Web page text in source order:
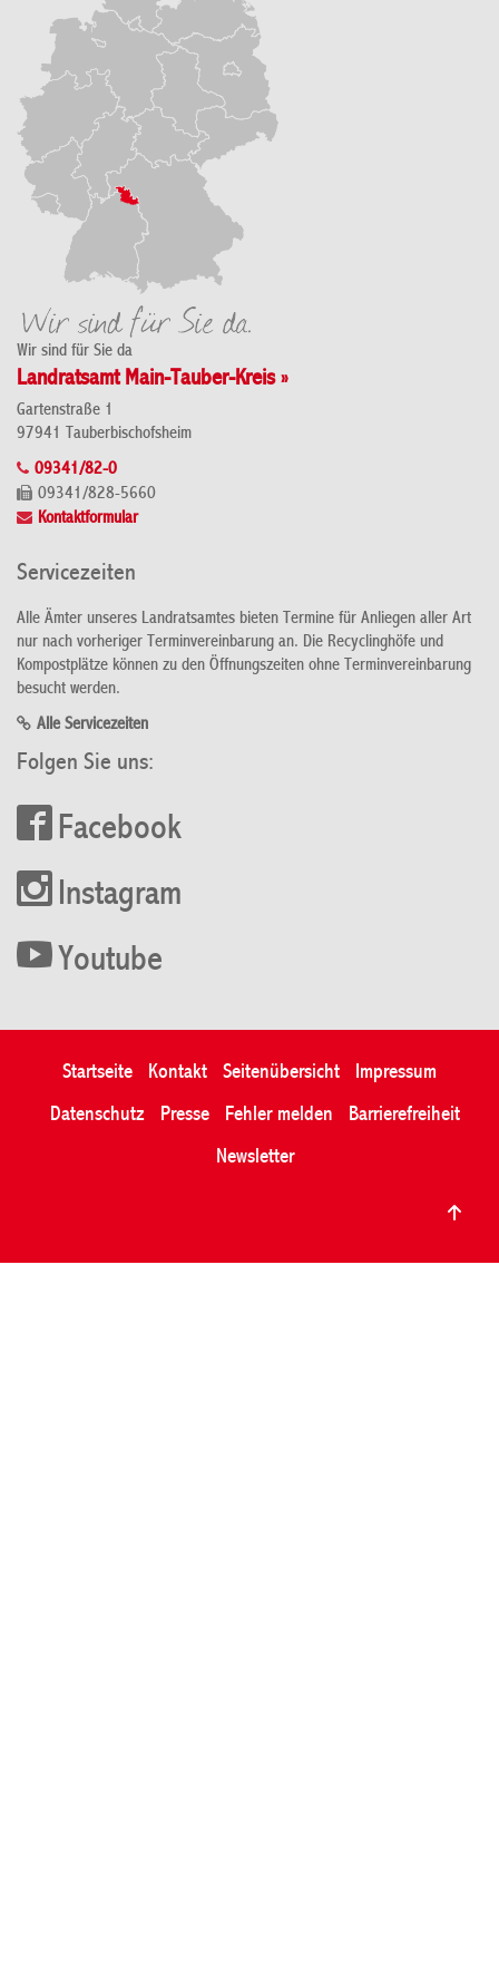
Wir sind für Sie da
Landratsamt Main-Tauber-Kreis »
Gartenstraße 1
97941 Tauberbischofsheim
09341/82-0
09341/828-5660
Kontaktformular
Servicezeiten
Alle Ämter unseres Landratsamtes bieten Termine für Anliegen aller Art
nur nach vorheriger Terminvereinbarung an. Die Recyclinghöfe und
Kompostplätze können zu den Öffnungszeiten ohne Terminvereinbarung
besucht werden.
Alle Servicezeiten
Folgen Sie uns:
Facebook
Instagram
Youtube
Startseite Kontakt Seitenübersicht
Impressum
Datenschutz
Presse Fehler melden
Barrierefreiheit
Newsletter